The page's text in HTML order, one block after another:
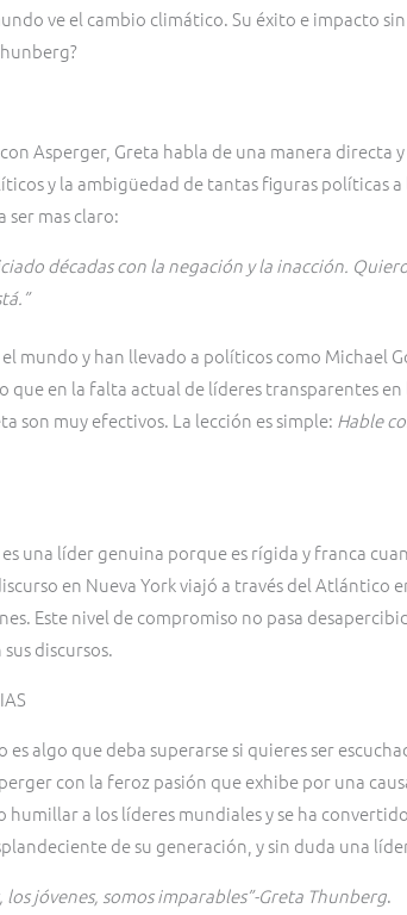
ve el cambio climático. Su éxito e impacto
Asperger, Greta habla de una manera directa
y la ambigüedad de tantas figuras políticas
mas claro:
décadas con la negación y la inacción.
mundo y han llevado a políticos como Michael
que en la falta actual de líderes transparentes
son muy efectivos. La lección es simple: Hable
es una líder genuina porque es rígida y franca
en Nueva York viajó a través del Atlántico
Este nivel de compromiso no pasa
discursos.
algo que deba superarse si quieres ser
con la feroz pasión que exhibe por una
a los líderes mundiales y se ha
de su generación, y sin duda una
jóvenes, somos imparables”-Greta Thunberg.